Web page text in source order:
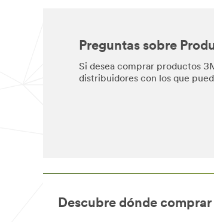
Preguntas sobre
Si desea comprar productos
distribuidores con los que
Descubre dónde